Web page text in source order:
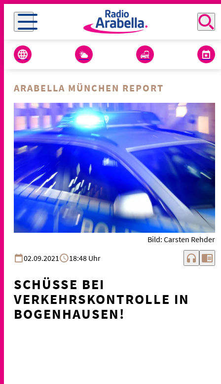
ARABELLA MÜNCHEN REPORT
Bild: Carsten Rehder
02.09.2021
18:48 Uhr headphones chrome_reader_mode
SCHÜSSE BEI
VERKEHRSKONTROLLE IN
BOGENHAUSEN!